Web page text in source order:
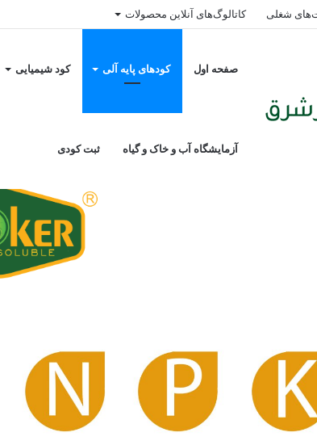
شغلی کاتالوگ‌های آنلاین محصولات
صفحه اول کودهای پایه آلی کود شیمیایی
آزمایشگاه آب و خاک و گیاه ثبت کودی ۳۰٪ هوکر، شرکت کیمیا اکسیر شرق